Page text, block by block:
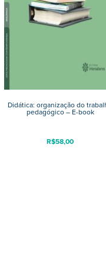
Didática: organização do
pedagógico – E-book
R$58,00